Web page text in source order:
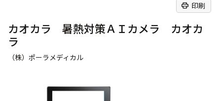
print 印刷
カオカラ 暑熱対策ＡＩカメラ カオカ
ラ
（株）ポーラメディカル